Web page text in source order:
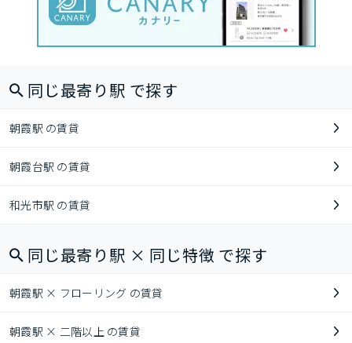
同じ最寄り駅 で探す
朝霞駅 の賃貸
朝霞台駅 の賃貸
和光市駅 の賃貸
同じ最寄り駅 × 同じ特徴 で探す
朝霞駅 × フローリング の賃貸
朝霞駅 × 二階以上 の賃貸